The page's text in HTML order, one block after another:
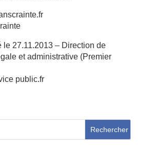
le 27.11.2013 – Direction de
et administrative (Premier
public.fr